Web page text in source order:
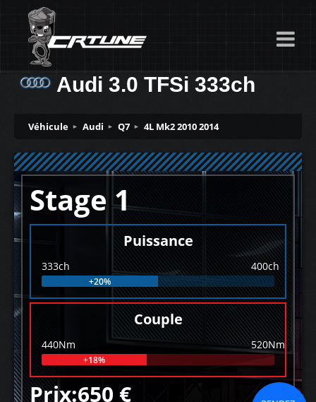
Audi 3.0 TFSi 333ch
Véhicule Audi Q7 4L Mk2 2010 2014
Stage 1
Puissance
333ch 400ch
+20%
Couple
440Nm 520Nm
+18%
Prix:650 €